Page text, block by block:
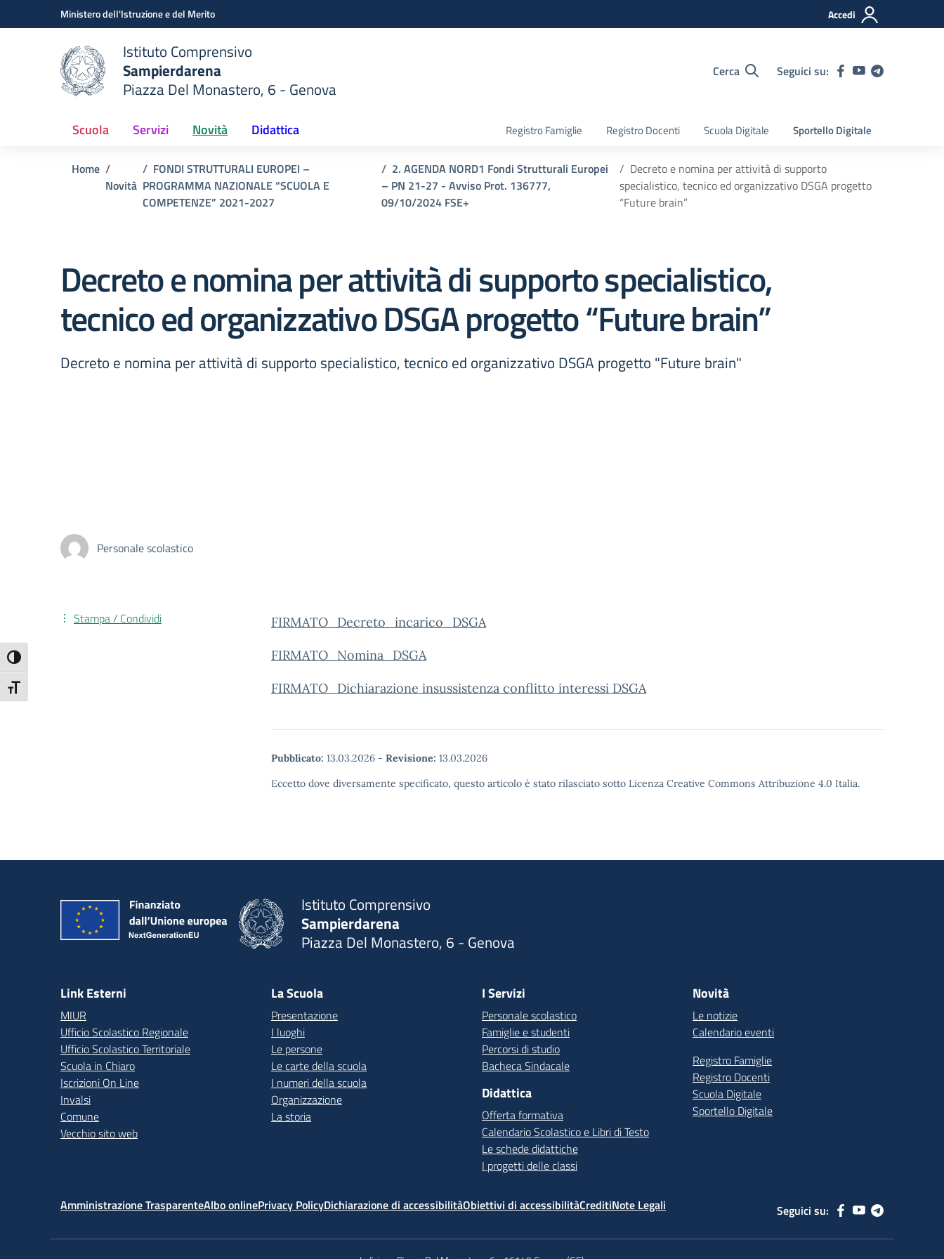
Attiva/disattiva alto contrasto
Attiva/disattiva dimensione testo
Vai ai contenuti
Vai al menu di navigazioneMinistero dell'Istruzione e del Merito Accedi
scuola
Istituto Comprensivo
Sampierdarena
Piazza Del Monastero, 6 - Genova
Cerca Seguici su:
Scuola Servizi Novità Didattica Registro Famiglie Registro Docenti Scuola Digitale Sportello Digitale
Home
Novità
FONDI STRUTTURALI EUROPEI –
PROGRAMMA NAZIONALE “SCUOLA E
COMPETENZE” 2021-2027
2. AGENDA NORD1 Fondi Strutturali Europei
– PN 21-27 - Avviso Prot. 136777,
09/10/2024 FSE+
Decreto e nomina per attività di supporto
specialistico, tecnico ed organizzativo DSGA progetto
“Future brain”
Decreto e nomina per attività di supporto specialistico,
tecnico ed organizzativo DSGA progetto “Future brain”
Decreto e nomina per attività di supporto specialistico, tecnico ed organizzativo DSGA progetto "Future brain"
Personale scolastico
FIRMATO_Decreto_incarico_DSGA
FIRMATO_Nomina_DSGA
FIRMATO_Dichiarazione insussistenza conflitto interessi DSGA
Pubblicato: 13.03.2026 - Revisione: 13.03.2026
Eccetto dove diversamente specificato, questo articolo è stato rilasciato sotto Licenza Creative Commons Attribuzione 4.0 Italia.
Stampa / Condividi
Istituto Comprensivo
Sampierdarena
Piazza Del Monastero, 6 - Genova
Link Esterni
MIUR
Ufficio Scolastico Regionale
Ufficio Scolastico Territoriale
Scuola in Chiaro
Iscrizioni On Line
Invalsi
Comune
Vecchio sito web
La Scuola
Presentazione
I luoghi
Le persone
Le carte della scuola
I numeri della scuola
Organizzazione
La storia
I Servizi
Personale scolastico
Famiglie e studenti
Percorsi di studio
Bacheca Sindacale
Didattica
Offerta formativa
Calendario Scolastico e Libri di Testo
Le schede didattiche
I progetti delle classi
Novità
Le notizie
Calendario eventi
Registro Famiglie
Registro Docenti
Scuola Digitale
Sportello Digitale
Amministrazione TrasparenteAlbo onlinePrivacy PolicyDichiarazione di accessibilitàObiettivi di accessibilitàCreditiNote Legali Seguici su: